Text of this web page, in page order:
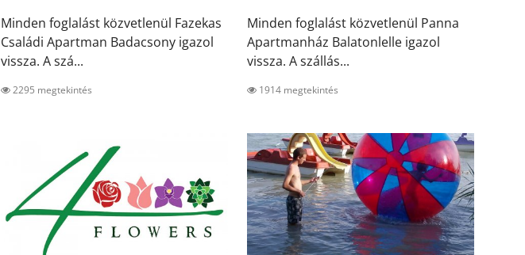
Minden foglalást közvetlenül Fazekas
Családi Apartman Badacsony igazol
vissza. A szá...
2295 megtekintés
Minden foglalást közvetlenül Panna
Apartmanház Balatonlelle igazol
vissza. A szállás...
1914 megtekintés